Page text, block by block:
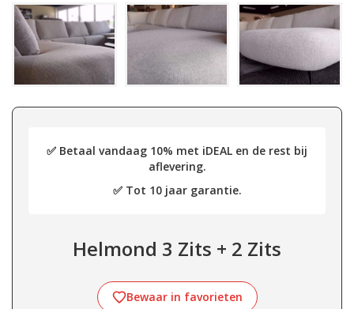
✅ Betaal vandaag 10% met iDEAL en de rest bij
aflevering.
✅ Tot 10 jaar garantie.
Helmond 3 Zits + 2 Zits
Bewaar in favorieten